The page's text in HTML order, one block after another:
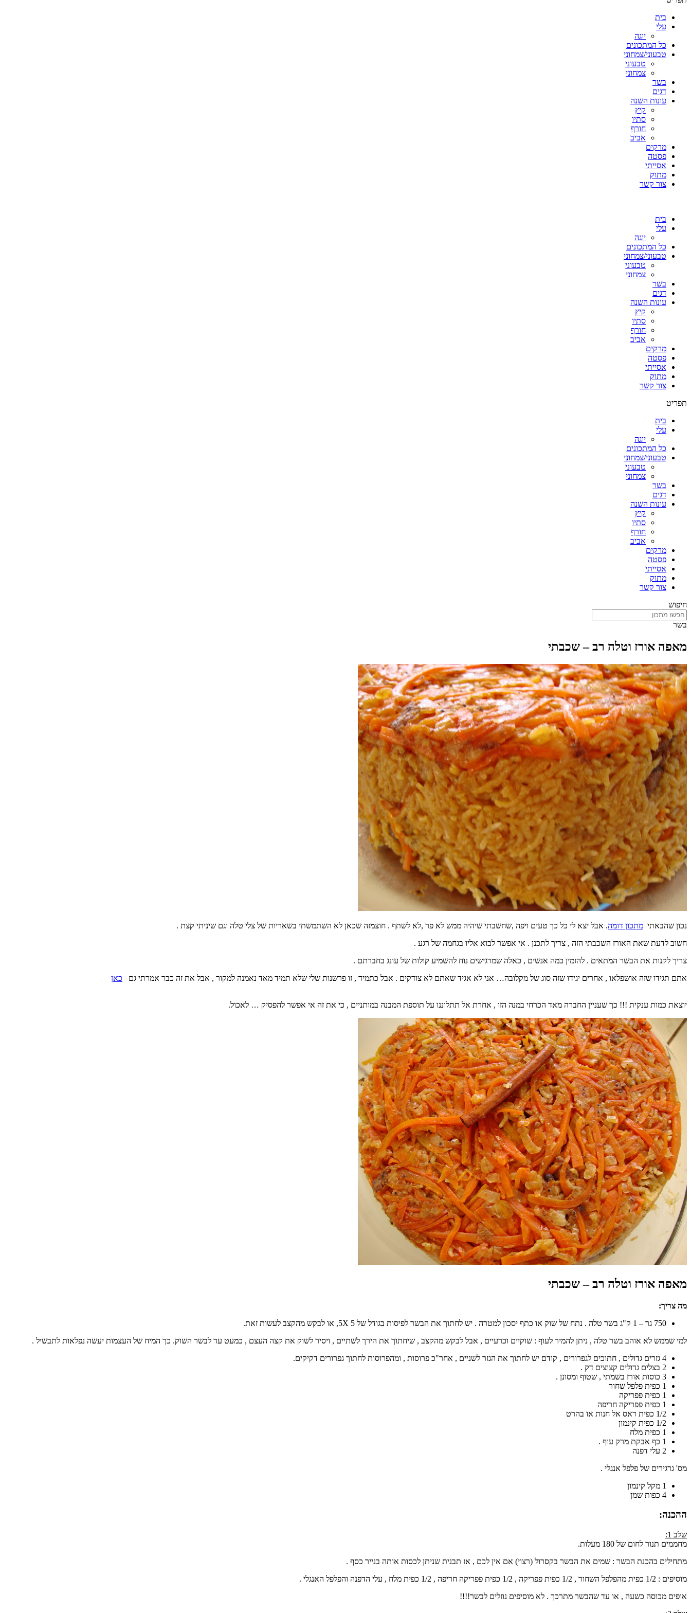
בית
עלי
יוגה
כל המתכונים
טבעוני/צמחוני
טבעוני
צמחוני
בשר
דגים
עונות השנה
קיץ
סתיו
חורף
אביב
מרקים
פסטה
אסייתי
מתוק
צור קשר
בית
עלי
יוגה
כל המתכונים
טבעוני/צמחוני
טבעוני
צמחוני
בשר
דגים
עונות השנה
קיץ
סתיו
חורף
אביב
מרקים
פסטה
אסייתי
מתוק
צור קשר
תפריט
בית
עלי
יוגה
כל המתכונים
טבעוני/צמחוני
טבעוני
צמחוני
בשר
דגים
עונות השנה
קיץ
סתיו
חורף
אביב
מרקים
פסטה
אסייתי
מתוק
צור קשר
חיפוש
בשר
מאפה אורז וטלה רב – שכבתי
נכון שהבאתי מתכון דומה. אבל יצא לי כל כך טעים ויפה ,שחשבתי שיהיה ממש לא פר ,לא לשתף . חוצמזה שכאן לא השתמשתי בשאריות של צלי טלה וגם שיניתי קצת .
חשוב לדעת שאת האורז השכבתי הזה , צריך לתכנן . אי אפשר לבוא אליו בגחמה של רגע .
צריך לקנות את הבשר המתאים . להזמין כמה אנשים , כאלה שמרגישים נוח להשמיע קולות של עונג בחברתם .
אתם תגידו שזה אושפלאו , אחרים יגידו שזה סוג של מקלובה… אני לא אגיד שאתם לא צודקים . אבל כתמיד , זו פרשנות שלי שלא תמיד מאד נאמנה למקור , אבל את זה כבר אמרתי גם כאן
יוצאת כמות ענקית !!! כך שעניין החברה מאד הכרחי במנה הזו , אחרת אל תתלוננו על תוספת המבנה במותניים , כי את זה אי אפשר להפסיק … לאכול.
מאפה אורז וטלה רב – שכבתי
מה צריך:
750 גר – 1 ק"ג בשר טלה . נתח של שוק או כתף יסכון למטרה . יש לחתוך את הבשר לפיסות בגודל של 5X 5, או לבקש מהקצב לעשות זאת.
למי שממש לא אוהב בשר טלה , ניתן להמיר לעוף : שוקיים וכרעיים , אבל לבקש מהקצב , שיחתוך את הירך לשתיים , ויסיר לשוק את קצה העצם , כמעט עד לבשר השוק. כך המיח של העצמות יעשה נפלאות לתבשיל .
4 גזרים גדולים , חתוכים לגפרורים , קודם יש לחתוך את הגזר לשניים , אחר"כ פרוסות , ומהפרוסות לחתוך גפרורים דקיקים.
2 בצלים גדולים קצוצים דק .
3 כוסות אורז בשמתי , שטוף ומסונן .
1 כפית פלפל שחור
1 כפית פפריקה
1 כפית פפריקה חריפה
1/2 כפית ראס אל חנות או בהרט
1/2 כפית קינמון
1 כפית מלח
1 כף אבקת מרק עוף .
2 עלי דפנה
מס' גרגירים של פלפל אנגלי .
1 מקל קינמון
4 כפות שמן
ההכנה:
שלב 1:
מחממים תנור לחום של 180 מעלות.
מתחילים בהכנת הבשר : שמים את הבשר בקסרול (רצוי) אם אין לכם , אז תבנית שניתן לכסות אותה בנייר כסף .
מוסיפים : 1/2 כפית מהפלפל השחור , 1/2 כפית פפריקה , 1/2 כפית פפריקה חריפה , 1/2 כפית מלח , עלי הדפנה והפלפל האנגלי .
אופים מכוסה כשעה , או עד שהבשר מתרכך . לא מוסיפים נוזלים לבשר!!!!